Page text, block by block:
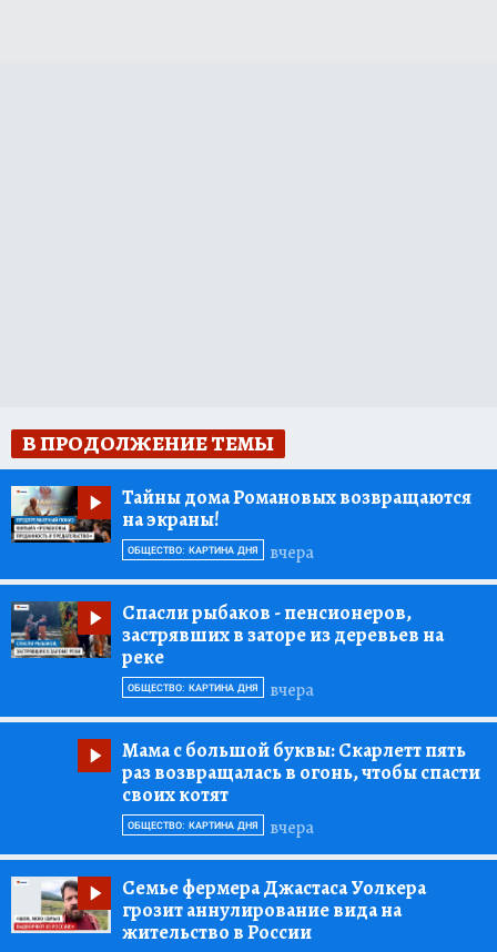
В ПРОДОЛЖЕНИЕ ТЕМЫ
Тайны дома Романовых возвращаются
на экраны!
вчера
ОБЩЕСТВО: КАРТИНА ДНЯ
Спасли рыбаков - пенсионеров,
застрявших в заторе из деревьев на
реке
вчера
ОБЩЕСТВО: КАРТИНА ДНЯ
Мама с большой буквы:Скарлетт пять
раз возвращалась в огонь, чтобы спасти
своих котят
вчера
ОБЩЕСТВО: КАРТИНА ДНЯ
Семье фермера Джастаса Уолкера
грозит аннулирование вида на
жительство в России